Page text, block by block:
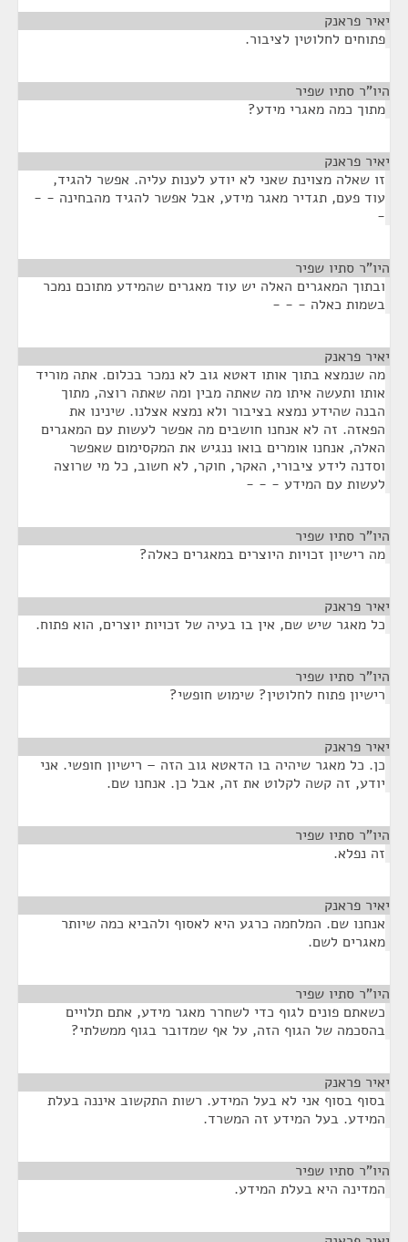
יאיר פראנק
פתוחים לחלוטין לציבור.
היו"ר סתיו שפיר
מתוך כמה מאגרי מידע?
יאיר פראנק
זו שאלה מצוינת שאני לא יודע לענות עליה. אפשר להגיד,
עוד פעם, תגדיר מאגר מידע, אבל אפשר להגיד מהבחינה - -
-
היו"ר סתיו שפיר
ובתוך המאגרים האלה יש עוד מאגרים שהמידע מתוכם נמכר
בשמות כאלה - - -
יאיר פראנק
מה שנמצא בתוך אותו דאטא גוב לא נמכר בכלום. אתה מוריד
אותו ותעשה איתו מה שאתה מבין ומה שאתה רוצה, מתוך
הבנה שהידע נמצא בציבור ולא נמצא אצלנו. שינינו את
הפאזה. זה לא אנחנו חושבים מה אפשר לעשות עם המאגרים
האלה, אנחנו אומרים בואו ננגיש את המקסימום שאפשר
וסדנה לידע ציבורי, האקר, חוקר, לא חשוב, כל מי שרוצה
לעשות עם המידע - - -
היו"ר סתיו שפיר
מה רישיון זכויות היוצרים במאגרים כאלה?
יאיר פראנק
כל מאגר שיש שם, אין בו בעיה של זכויות יוצרים, הוא פתוח.
היו"ר סתיו שפיר
רישיון פתוח לחלוטין? שימוש חופשי?
יאיר פראנק
כן. כל מאגר שיהיה בו הדאטא גוב הזה – רישיון חופשי. אני
יודע, זה קשה לקלוט את זה, אבל כן. אנחנו שם.
היו"ר סתיו שפיר
זה נפלא.
יאיר פראנק
אנחנו שם. המלחמה כרגע היא לאסוף ולהביא כמה שיותר
מאגרים לשם.
היו"ר סתיו שפיר
כשאתם פונים לגוף כדי לשחרר מאגר מידע, אתם תלויים
בהסכמה של הגוף הזה, על אף שמדובר בגוף ממשלתי?
יאיר פראנק
בסוף בסוף אני לא בעל המידע. רשות התקשוב איננה בעלת
המידע. בעל המידע זה המשרד.
היו"ר סתיו שפיר
המדינה היא בעלת המידע.